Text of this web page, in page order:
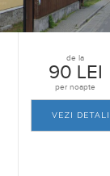
de la
90 LEI
per noapte
VEZI DETALII